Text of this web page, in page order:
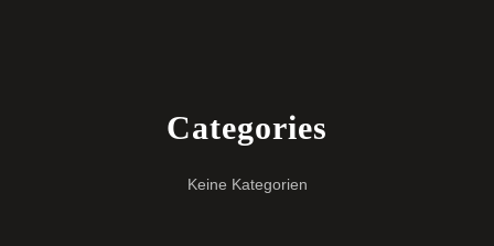
Categories
Keine Kategorien